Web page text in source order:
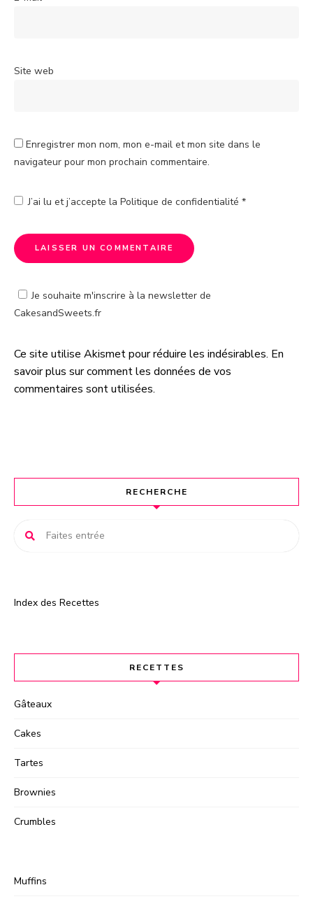
Site web
Enregistrer mon nom, mon e-mail et mon site dans le
navigateur pour mon prochain commentaire.
J’ai lu et j’accepte la Politique de confidentialité *
Je souhaite m'inscrire à la newsletter de
CakesandSweets.fr
A
l
t
t
Ce site utilise Akismet pour réduire les indésirables. En
savoir plus sur comment les données de vos
commentaires sont utilisées.
RECHERCHE
Index des Recettes
RECETTES
Gâteaux
Cakes
Tartes
Brownies
Crumbles
Muffins